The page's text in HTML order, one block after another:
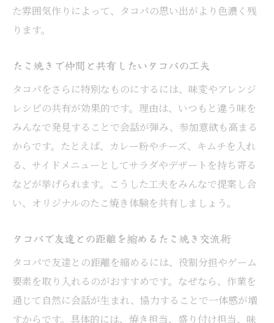
プ
タコパにぴったりな持ち寄り手土産の選び
方
たこ焼きを引き立てるサイド系手土産アイ
デア
タコパをもっと特別にする工夫とヒント
たこ焼きで非日常感を演出するタコパのヒ
ント
別に
タコパの飾り付けや演出でたこ焼きを楽し
もう
たこ焼きとサイド料理で会話が弾む工夫
た雰囲気作りによって、タコパの思い出がより色濃く残
ります。
たこ焼きで仲間と共有したいタコパの工夫
タコパをさらに特別なものにするには、味変やアレンジ
レシピの共有が効果的です。理由は、いつもと違う味を
みんなで発見することで会話が弾み、参加意欲も高まる
からです。たとえば、カレー粉やチーズ、キムチを入れ
る、サイドメニューとしてサラダやデザートを持ち寄る
などが挙げられます。こうした工夫をみんなで提案し合
い、オリジナルのたこ焼き体験を共有しましょう。
タコパで友達との距離を縮めるたこ焼き交流術
タコパで友達との距離を縮めるには、役割分担やゲーム
要素を取り入れるのがおすすめです。なぜなら、作業を
通じて自然に会話が生まれ、協力することで一体感が増
すからです。具体的には、焼き担当、盛り付け担当、味